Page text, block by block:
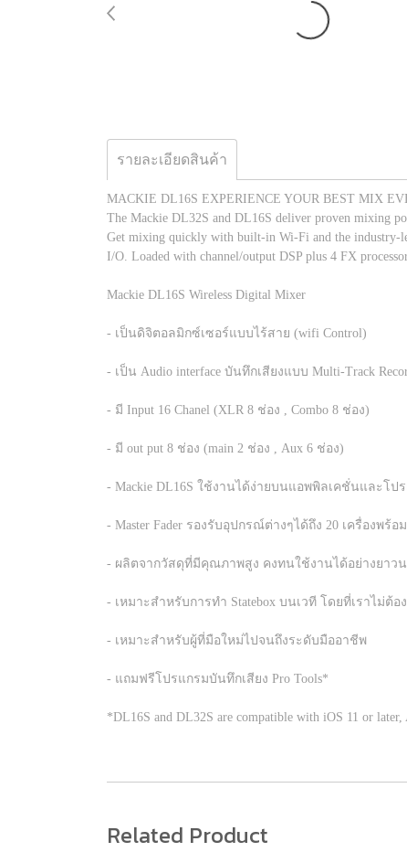
รายละเอียดสินค้า
MACKIE DL16S EXPERIENCE YOUR BEST MIX
The Mackie DL32S and DL16S deliver proven mixing
Get mixing quickly with built-in Wi-Fi and the industry-
I/O. Loaded with channel/output DSP plus 4 FX
Mackie DL16S Wireless Digital Mixer
- เป็นดิจิตอลมิกซ์เซอร์แบบไร้สาย (wifi Control)
- เป็น Audio interface บันทึกเสียงแบบ Multi-Track
- มี Input 16 Chanel (XLR 8 ช่อง , Combo 8 ช่อง)
- มี out put 8 ช่อง (main 2 ช่อง , Aux 6 ช่อง)
- Mackie DL16S ใช้งานได้ง่ายบนแอพพิลเคชั่นและโป
- Master Fader รองรับอุปกรณ์ต่างๆได้ถึง 20 เครื่องพร้อ
- ผลิตจากวัสดุที่มีคุณภาพสูง คงทนใช้งานได้อย่างยาว
- เหมาะสำหรับการทำ Statebox บนเวที โดยที่เราไม่
- เหมาะสำหรับผู้ที่มือใหม่ไปจนถึงระดับมืออาชีพ
- แถมฟรีโปรแกรมบันทึกเสียง Pro Tools*
*DL16S and DL32S are compatible with iOS 11 or
Related Product